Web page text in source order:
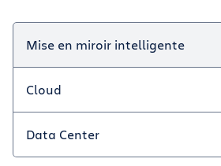
Mise en miroir intelligente
Cloud
Data Center